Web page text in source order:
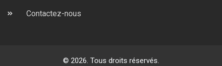
Contactez-nous
© 2026. Tous droits réservés.